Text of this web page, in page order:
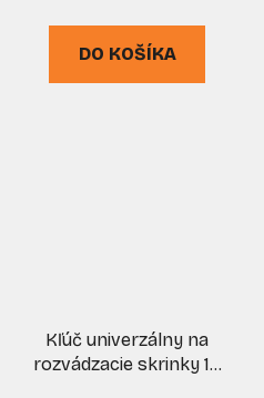
DO KOŠÍKA
Kľúč univerzálny na
rozvádzacie skrinky 10